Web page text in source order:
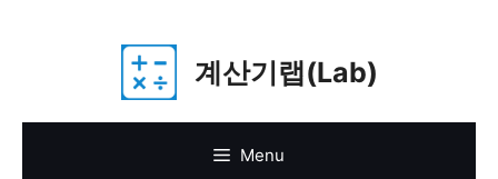
계산기랩(Lab)
Menu